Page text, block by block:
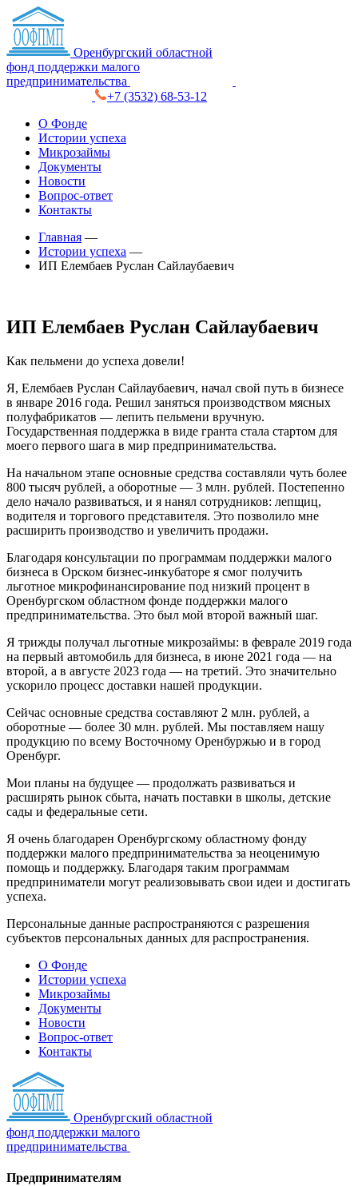
Оренбургский областной
фонд поддержки малого
предпринимательства
+7 (3532) 68-53-12
О Фонде
Истории успеха
Микрозаймы
Документы
Новости
Вопрос-ответ
Контакты
Главная —
Истории успеха —
ИП Елембаев Руслан Сайлаубаевич
ИП Елембаев Руслан Сайлаубаевич
Как пельмени до успеха довели!
Я, Елембаев Руслан Сайлаубаевич, начал свой путь в бизнесе
в январе 2016 года. Решил заняться производством мясных
полуфабрикатов — лепить пельмени вручную.
Государственная поддержка в виде гранта стала стартом для
моего первого шага в мир предпринимательства.
На начальном этапе основные средства составляли чуть более
800 тысяч рублей, а оборотные — 3 млн. рублей. Постепенно
дело начало развиваться, и я нанял сотрудников: лепщиц,
водителя и торгового представителя. Это позволило мне
расширить производство и увеличить продажи.
Благодаря консультации по программам поддержки малого
бизнеса в Орском бизнес-инкубаторе я смог получить
льготное микрофинансирование под низкий процент в
Оренбургском областном фонде поддержки малого
предпринимательства. Это был мой второй важный шаг.
Я трижды получал льготные микрозаймы: в феврале 2019 года
на первый автомобиль для бизнеса, в июне 2021 года — на
второй, а в августе 2023 года — на третий. Это значительно
ускорило процесс доставки нашей продукции.
Сейчас основные средства составляют 2 млн. рублей, а
оборотные — более 30 млн. рублей. Мы поставляем нашу
продукцию по всему Восточному Оренбуржью и в город
Оренбург.
Мои планы на будущее — продолжать развиваться и
расширять рынок сбыта, начать поставки в школы, детские
сады и федеральные сети.
Я очень благодарен Оренбургскому областному фонду
поддержки малого предпринимательства за неоценимую
помощь и поддержку. Благодаря таким программам
предприниматели могут реализовывать свои идеи и достигать
успеха.
Персональные данные распространяются с разрешения
субъектов персональных данных для распространения.
О Фонде
Истории успеха
Микрозаймы
Документы
Новости
Вопрос-ответ
Контакты
Оренбургский областной
фонд поддержки малого
предпринимательства
Предпринимателям